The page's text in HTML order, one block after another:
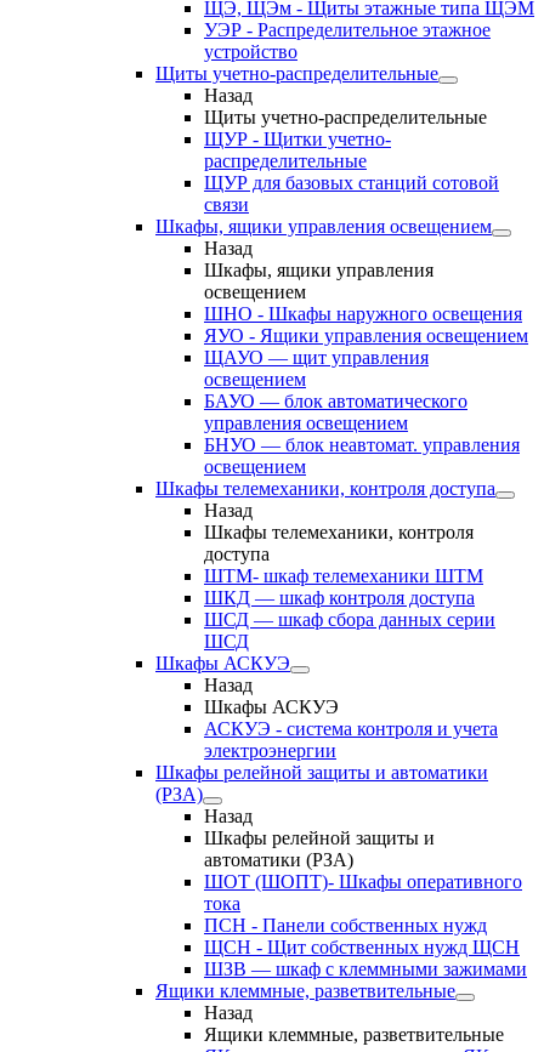
ЩЭ, ЩЭм - Щиты этажные типа ЩЭМ
УЭР - Распределительное этажное
устройство
Щиты учетно-распределительные
Назад
Щиты учетно-распределительные
ЩУР - Щитки учетно-
распределительные
ЩУР для базовых станций сотовой
связи
Шкафы, ящики управления освещением
Назад
Шкафы, ящики управления
освещением
ШНО - Шкафы наружного освещения
ЯУО - Ящики управления освещением
ЩАУО — щит управления
освещением
БАУО — блок автоматического
управления освещением
БНУО — блок неавтомат. управления
освещением
Шкафы телемеханики, контроля доступа
Назад
Шкафы телемеханики, контроля
доступа
ШТМ- шкаф телемеханики ШТМ
ШКД — шкаф контроля доступа
ШСД — шкаф сбора данных серии
ШСД
Шкафы АСКУЭ
Назад
Шкафы АСКУЭ
АСКУЭ - система контроля и учета
электроэнергии
Шкафы релейной защиты и автоматики
(РЗА)
Назад
Шкафы релейной защиты и
автоматики (РЗА)
ШОТ (ШОПТ)- Шкафы оперативного
тока
ПСН - Панели собственных нужд
ЩСН - Щит собственных нужд ЩСН
ШЗВ — шкаф с клеммными зажимами
Ящики клеммные, разветвительные
Назад
Ящики клеммные, разветвительные